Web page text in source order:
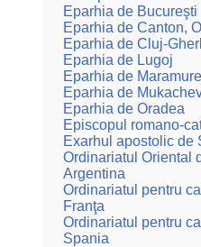
Eparhia de Bucureşti
Eparhia de Canton,
Eparhia de Cluj-
Eparhia de Lugoj
Eparhia de
Eparhia de
Eparhia de Oradea
Episcopul romano-
Exarhul apostolic de
Ordinariatul Oriental
Argentina
Ordinariatul pentru
Franţa
Ordinariatul pentru
Spania